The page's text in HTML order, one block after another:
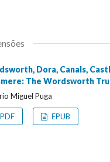
Dora, Canals,
The Wordsworth
Miguel Puga
PDF EPUB